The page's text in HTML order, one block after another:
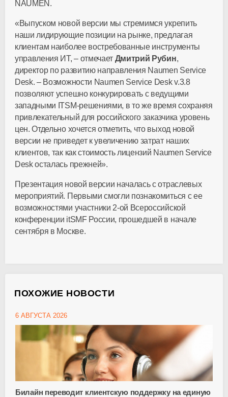
NAUMEN.
«Выпуском новой версии мы стремимся укрепить
наши лидирующие позиции на рынке, предлагая
клиентам наиболее востребованные инструменты
управления ИТ, – отмечает Дмитрий Рубин,
директор по развитию направления Naumen Service
Desk. – Возможности Naumen Service Desk v.3.8
позволяют успешно конкурировать с ведущими
западными ITSM-решениями, в то же время сохраняя
привлекательный для российского заказчика уровень
цен. Отдельно хочется отметить, что выход новой
версии не приведет к увеличению затрат наших
клиентов, так как стоимость лицензий Naumen Service
Desk осталась прежней».
Презентация новой версии началась с отраслевых
мероприятий. Первыми смогли познакомиться с ее
возможностями участники 2-ой Всероссийской
конференции itSMF России, прошедшей в начале
сентября в Москве.
ПОХОЖИЕ НОВОСТИ
6 АВГУСТА 2026
Билайн переводит клиентскую поддержку на единую